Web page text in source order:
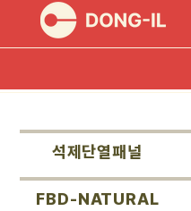
석제단열패널
FBD-NATURAL